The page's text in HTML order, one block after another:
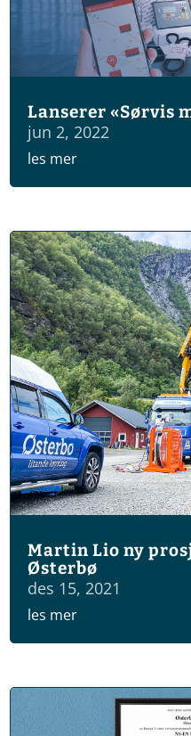
Lanserer «Sørvis
jun 2, 2022
les mer
Martin Lio ny
Østerbø
des 15, 2021
les mer